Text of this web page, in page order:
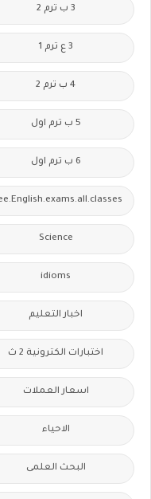
3 ب ترم 2
3 ع ترم 1
4 ب ترم 2
5 ب ترم اول
6 ب ترم اول
Science
idioms
اخبار التعليم
اختبارات الكترونية 2 ث
اسعار العملات
الاحياء
البحث العلمى